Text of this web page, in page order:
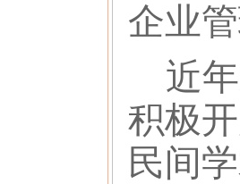
企业
近
积极
民间